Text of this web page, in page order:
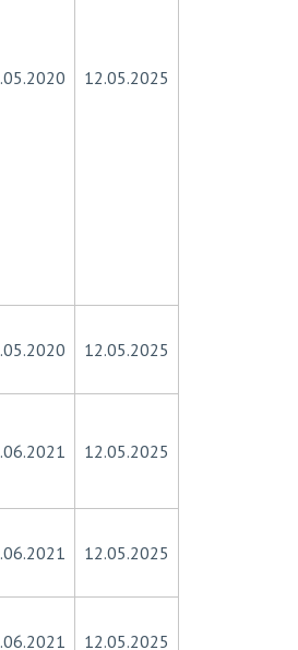
12.05.2025
12.05.2025
12.05.2025
12.05.2025
12.05.2025